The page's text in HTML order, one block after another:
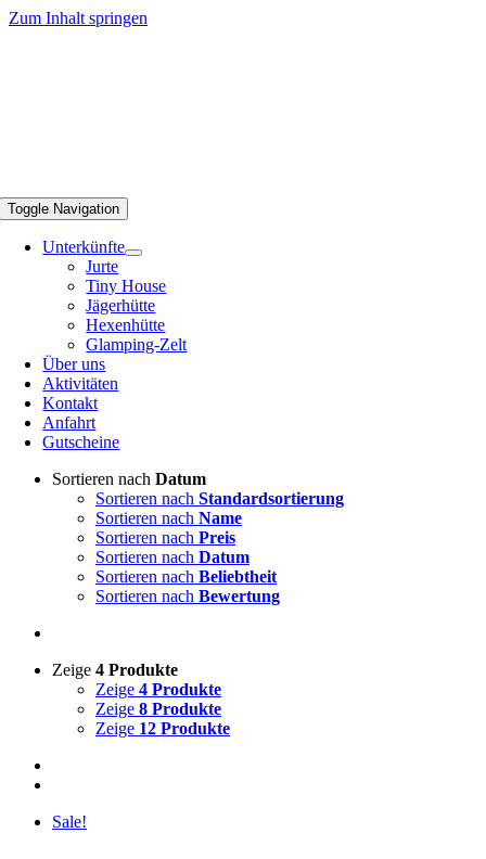
Zum Inhalt springen
Toggle Navigation
Unterkünfte
Jurte
Tiny House
Jägerhütte
Hexenhütte
Glamping-Zelt
Über uns
Aktivitäten
Kontakt
Anfahrt
Gutscheine
Sortieren nach Datum
Sortieren nach Standardsortierung
Sortieren nach Name
Sortieren nach Preis
Sortieren nach Datum
Sortieren nach Beliebtheit
Sortieren nach Bewertung
Zeige 4 Produkte
Zeige 4 Produkte
Zeige 8 Produkte
Zeige 12 Produkte
Sale!